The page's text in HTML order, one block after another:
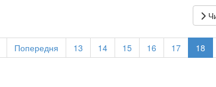
Попередня 13 14 15 16 17 18